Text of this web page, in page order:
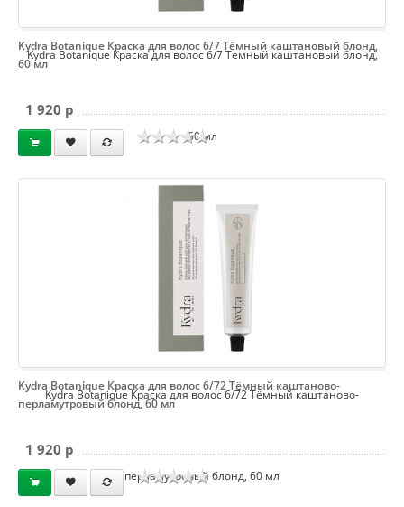
Kydra Botanique Краска для волос 6/7 Тёмный каштановый блонд,
60 мл
Kydra Botanique Краска для волос 6/7 Тёмный каштановый блонд,
60 мл
1 920 p
Kydra Botanique Краска для волос 6/72 Тёмный каштаново-
перламутровый блонд, 60 мл
Kydra Botanique Краска для волос 6/72 Тёмный каштаново-
перламутровый блонд, 60 мл
1 920 p